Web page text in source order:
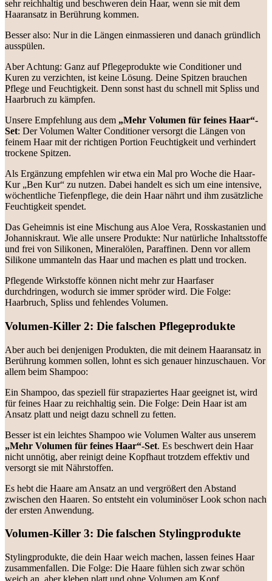
sehr reichhaltig und beschweren dein Haar, wenn sie mit dem
Haaransatz in Berührung kommen.
Besser also: Nur in die Längen einmassieren und danach gründlich
ausspülen.
Aber Achtung: Ganz auf Pflegeprodukte wie Conditioner und
Kuren zu verzichten, ist keine Lösung. Deine Spitzen brauchen
Pflege und Feuchtigkeit. Denn sonst hast du schnell mit Spliss und
Haarbruch zu kämpfen.
Unsere Empfehlung aus dem „Mehr Volumen für feines Haar“-
Set: Der Volumen Walter Conditioner versorgt die Längen von
feinem Haar mit der richtigen Portion Feuchtigkeit und verhindert
trockene Spitzen.
Als Ergänzung empfehlen wir etwa ein Mal pro Woche die Haar-
Kur „Ben Kur“ zu nutzen. Dabei handelt es sich um eine intensive,
wöchentliche Tiefenpflege, die dein Haar nährt und ihm zusätzliche
Feuchtigkeit spendet.
Das Geheimnis ist eine Mischung aus Aloe Vera, Rosskastanien und
Johanniskraut. Wie alle unsere Produkte: Nur natürliche Inhaltsstoffe
und frei von Silikonen, Mineralölen, Paraffinen. Denn vor allem
Silikone ummanteln das Haar und machen es platt und trocken.
Pflegende Wirkstoffe können nicht mehr zur Haarfaser
durchdringen, wodurch sie immer spröder wird. Die Folge:
Haarbruch, Spliss und fehlendes Volumen.
Volumen-Killer 2: Die falschen Pflegeprodukte
Aber auch bei denjenigen Produkten, die mit deinem Haaransatz in
Berührung kommen sollen, lohnt es sich genauer hinzuschauen. Vor
allem beim Shampoo:
Ein Shampoo, das speziell für strapaziertes Haar geeignet ist, wird
für feines Haar zu reichhaltig sein. Die Folge: Dein Haar ist am
Ansatz platt und neigt dazu schnell zu fetten.
Besser ist ein leichtes Shampoo wie Volumen Walter aus unserem
„Mehr Volumen für feines Haar“-Set. Es beschwert dein Haar
nicht unnötig, aber reinigt deine Kopfhaut trotzdem effektiv und
versorgt sie mit Nährstoffen.
Es hebt die Haare am Ansatz an und vergrößert den Abstand
zwischen den Haaren. So entsteht ein voluminöser Look schon nach
der ersten Anwendung.
Volumen-Killer 3: Die falschen Stylingprodukte
Stylingprodukte, die dein Haar weich machen, lassen feines Haar
zusammenfallen. Die Folge: Die Haare fühlen sich zwar schön
weich an, aber kleben platt und ohne Volumen am Kopf.